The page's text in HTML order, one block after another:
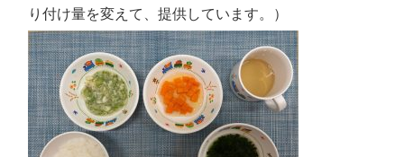
り付け量を変えて、提供しています。）